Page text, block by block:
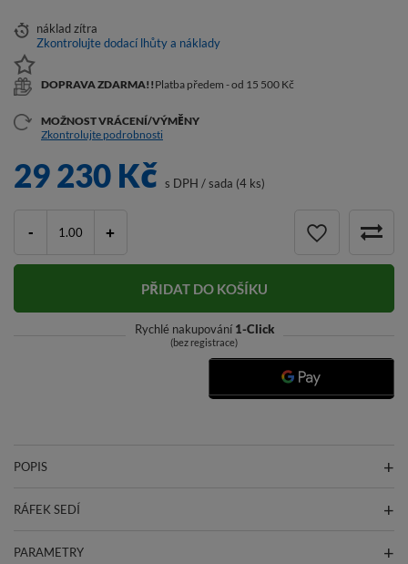
29 230 Kč s DPH /sada (4 ks)
- +
PŘIDAT DO KOŠÍKU
Rychlé nakupování 1-Click
(bez registrace)
nákladzítra
Zkontrolujte dodací lhůty a náklady
DOPRAVA ZDARMA!! Platba předem - od 15 500 Kč
MOŽNOST VRÁCENÍ/VÝMĚNY
Zkontrolujte podrobnosti
POPIS
RÁFEK SEDÍ
PARAMETRY